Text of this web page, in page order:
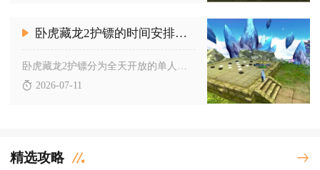
卧虎藏龙2护镖的时间安排是怎样的
2026-07-11
精选攻略